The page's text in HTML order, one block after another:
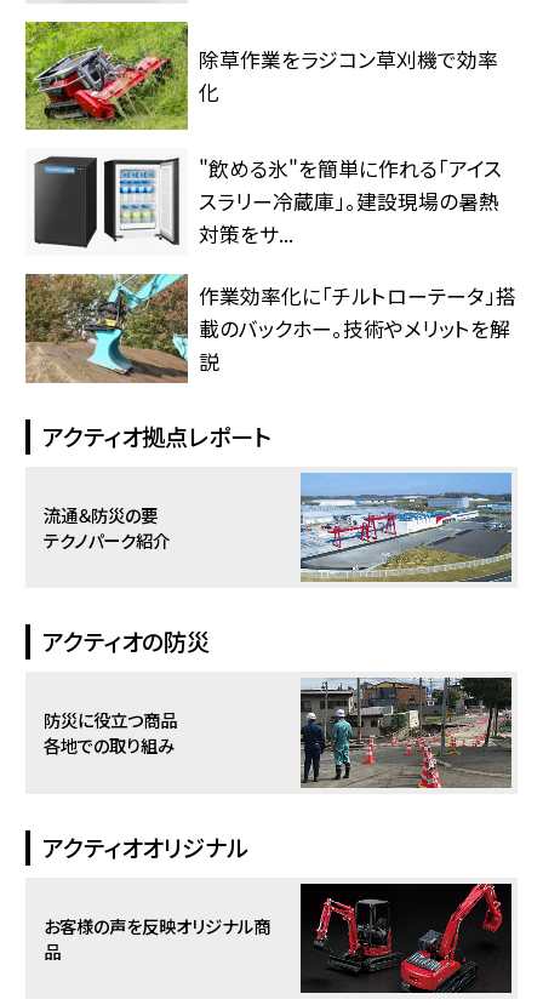
除草作業をラジコン草刈機で効率
化
"飲める氷"を簡単に作れる「アイス
スラリー冷蔵庫」。建設現場の暑熱
対策をサ...
作業効率化に「チルトローテータ」搭
載のバックホー。技術やメリットを解
説
アクティオ拠点レポート
流通＆防災の要
テクノパーク紹介
アクティオの防災
防災に役立つ商品
各地での取り組み
アクティオオリジナル
お客様の声を反映オリジナル商
品